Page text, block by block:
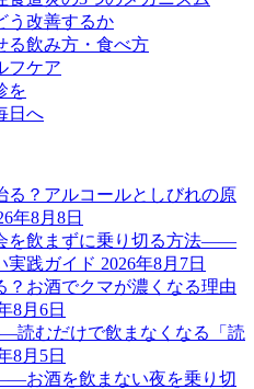
う改善するか
る飲み方・食べ方
フケア
を
日へ
る？アルコールとしびれの原
年8月8日
を飲まずに乗り切る方法——
実践ガイド 2026年8月7日
？お酒でクマが濃くなる理由
8月6日
読むだけで飲まなくなる「読
8月5日
お酒を飲まない夜を乗り切